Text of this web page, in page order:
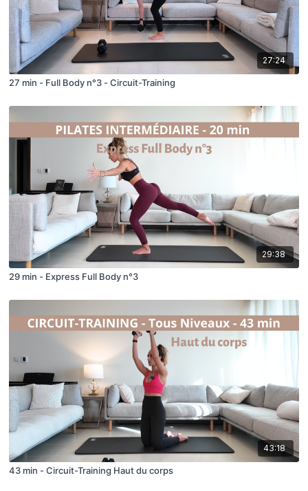
27:24
27 min - Full Body n°3 - Circuit-Training
29:38
29 min - Express Full Body n°3
43:18
43 min - Circuit-Training Haut du corps